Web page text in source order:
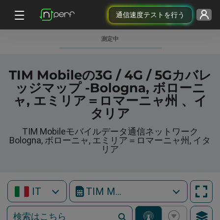
通信速度テストを行う
測定中
TIM Mobileの3G / 4G / 5Gカバレ
ッジマップ -Bologna, ボローニ
ャ, エミリア＝ロマーニャ州 、イ
タリア
TIM Mobileモバイルデータ通信ネットワーク
Bologna, ボローニャ, エミリア＝ロマーニャ州, イタ
リア
IT TIM Mobile